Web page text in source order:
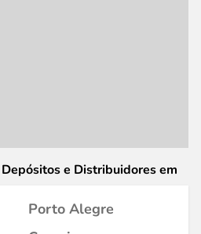
e Distribuidores em
Porto Alegre